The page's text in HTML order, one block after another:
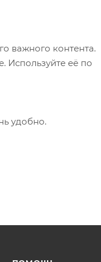
важного контента.
Используйте её по
удобно.